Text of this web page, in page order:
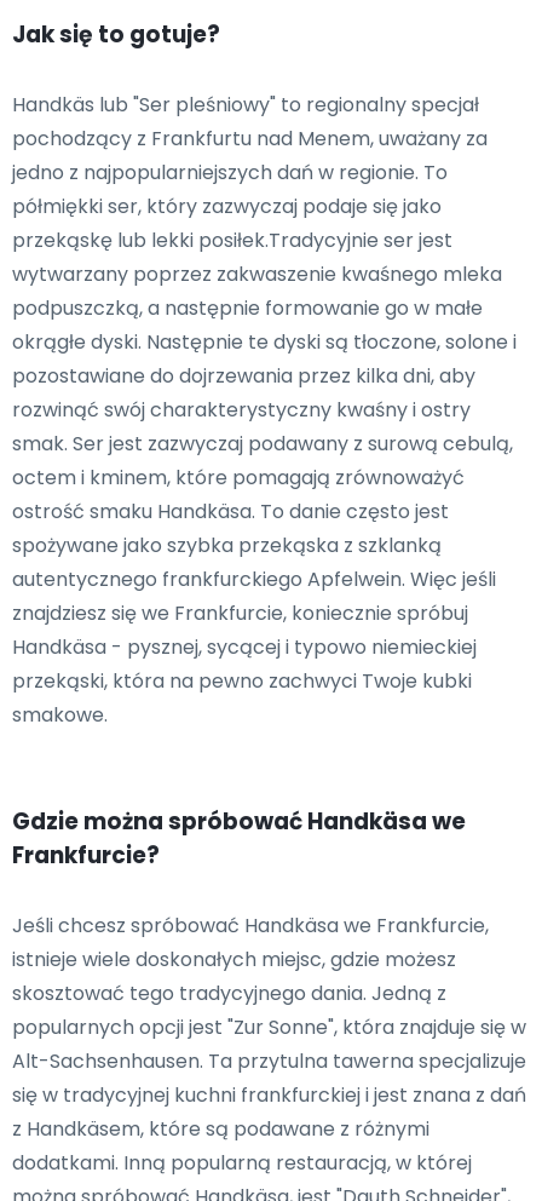
Jak się to gotuje?
Handkäs lub "Ser pleśniowy" to regionalny specjał
pochodzący z Frankfurtu nad Menem, uważany za
jedno z najpopularniejszych dań w regionie. To
półmiękki ser, który zazwyczaj podaje się jako
przekąskę lub lekki posiłek.Tradycyjnie ser jest
wytwarzany poprzez zakwaszenie kwaśnego mleka
podpuszczką, a następnie formowanie go w małe
okrągłe dyski. Następnie te dyski są tłoczone, solone i
pozostawiane do dojrzewania przez kilka dni, aby
rozwinąć swój charakterystyczny kwaśny i ostry
smak. Ser jest zazwyczaj podawany z surową cebulą,
octem i kminem, które pomagają zrównoważyć
ostrość smaku Handkäsa. To danie często jest
spożywane jako szybka przekąska z szklanką
autentycznego frankfurckiego Apfelwein. Więc jeśli
znajdziesz się we Frankfurcie, koniecznie spróbuj
Handkäsa - pysznej, sycącej i typowo niemieckiej
przekąski, która na pewno zachwyci Twoje kubki
smakowe.
Gdzie można spróbować Handkäsa we
Frankfurcie?
Jeśli chcesz spróbować Handkäsa we Frankfurcie,
istnieje wiele doskonałych miejsc, gdzie możesz
skosztować tego tradycyjnego dania. Jedną z
popularnych opcji jest "Zur Sonne", która znajduje się w
Alt-Sachsenhausen. Ta przytulna tawerna specjalizuje
się w tradycyjnej kuchni frankfurckiej i jest znana z dań
z Handkäsem, które są podawane z różnymi
dodatkami. Inną popularną restauracją, w której